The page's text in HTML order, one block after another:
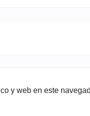
y web en este